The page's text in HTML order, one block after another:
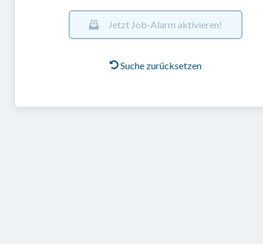
Jetzt Job-Alarm aktivieren!
Suche zurücksetzen